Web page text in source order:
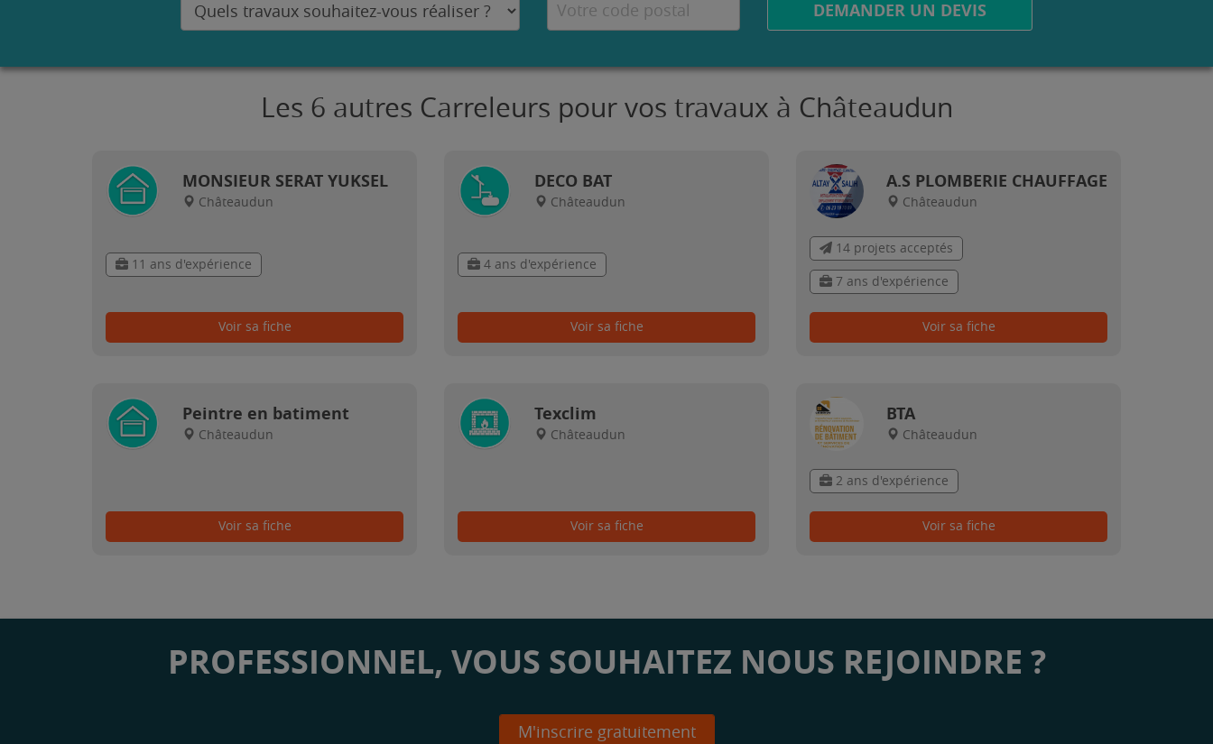
DEMANDER UN DEVIS
Les 6 autres Carreleurs pour vos travaux à Châteaudun
MONSIEUR SERAT YUKSEL
Châteaudun
11 ans d'expérience
Voir sa fiche
DECO BAT
Châteaudun
4 ans d'expérience
Voir sa fiche
A.S PLOMBERIE CHAUFFAGE
Châteaudun
14 projets acceptés
7 ans d'expérience
Voir sa fiche
Peintre en batiment
Châteaudun
Voir sa fiche
Texclim
Châteaudun
Voir sa fiche
BTA
Châteaudun
2 ans d'expérience
Voir sa fiche
PROFESSIONNEL, VOUS SOUHAITEZ NOUS REJOINDRE ?
M'inscrire gratuitement